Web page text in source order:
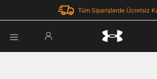
Tüm Siparişlerde Ücretsiz
Parola Yenileme